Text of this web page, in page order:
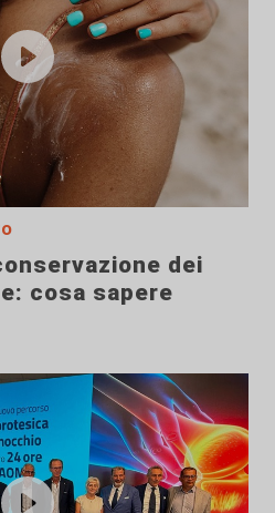
dei
cosa sapere